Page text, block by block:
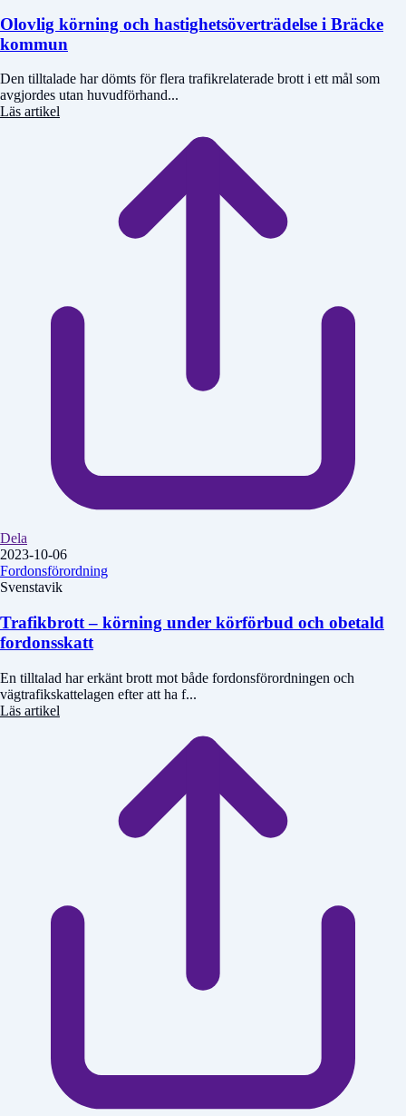
Olovlig körning och hastighetsöverträdelse i Bräcke
kommun
Den tilltalade har dömts för flera trafikrelaterade brott i ett mål som
avgjordes utan huvudförhand...
Läs artikel
Dela
2023-10-06
Fordonsförordning
Svenstavik
Trafikbrott – körning under körförbud och obetald
fordonsskatt
En tilltalad har erkänt brott mot både fordonsförordningen och
vägtrafikskattelagen efter att ha f...
Läs artikel